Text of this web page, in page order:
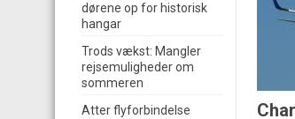
dørene op for historisk
hangar
Trods vækst: Mangler
rejsemuligheder om
sommeren
Atter flyforbindelse